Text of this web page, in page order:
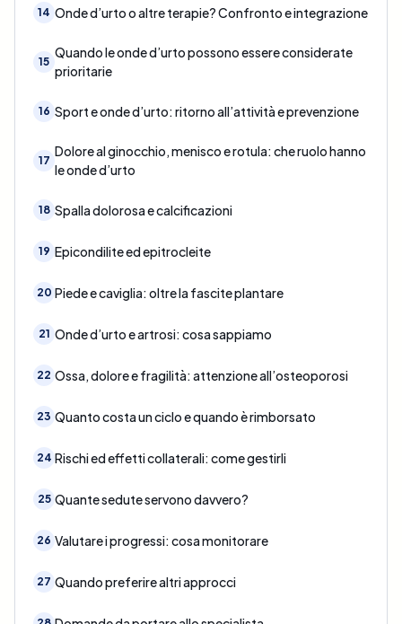
14 Onde d’urto o altre terapie? Confronto e integrazione
15
Quando le onde d’urto possono essere considerate
prioritarie
16 Sport e onde d’urto: ritorno all’attività e prevenzione
17
Dolore al ginocchio, menisco e rotula: che ruolo hanno
le onde d’urto
18 Spalla dolorosa e calcificazioni
19 Epicondilite ed epitrocleite
20 Piede e caviglia: oltre la fascite plantare
21 Onde d’urto e artrosi: cosa sappiamo
22 Ossa, dolore e fragilità: attenzione all’osteoporosi
23 Quanto costa un ciclo e quando è rimborsato
24 Rischi ed effetti collaterali: come gestirli
25 Quante sedute servono davvero?
26 Valutare i progressi: cosa monitorare
27 Quando preferire altri approcci